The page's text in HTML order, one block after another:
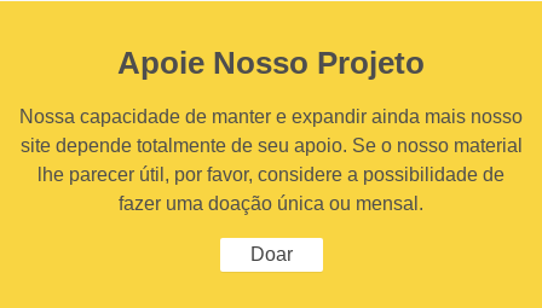
Apoie Nosso Projeto
Nossa capacidade de manter e expandir ainda mais nosso
site depende totalmente de seu apoio. Se o nosso material
lhe parecer útil, por favor, considere a possibilidade de
fazer uma doação única ou mensal.
Doar